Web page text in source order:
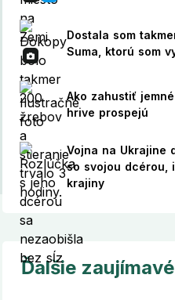
Dostala som
Suma, ktorú som
Ako zahustiť
hrive prospejú
Vojna na Ukrajine
so svojou dcérou,
krajiny
Ďalšie